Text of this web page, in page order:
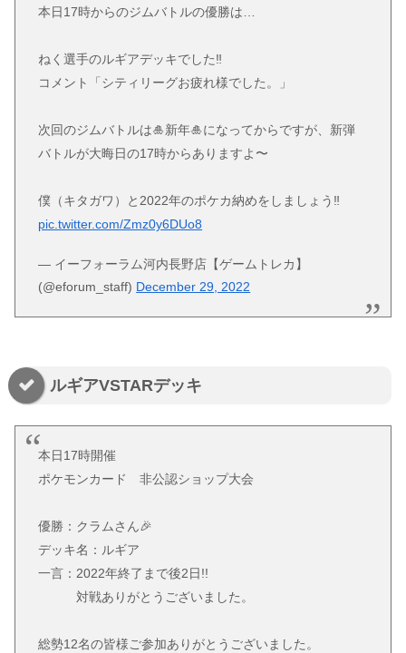
本日17時からのジムバトルの優勝は…
ねく選手のルギアデッキでした‼️
コメント「シティリーグお疲れ様でした。」
次回のジムバトルは🎍新年🎍になってからですが、新弾
バトルが大晦日の17時からありますよ〜
僕（キタガワ）と2022年のポケカ納めをしましょう‼️
pic.twitter.com/Zmz0y6DUo8
— イーフォーラム河内長野店【ゲームトレカ】
(@eforum_staff) December 29, 2022
ルギアVSTARデッキ
本日17時開催
ポケモンカード 非公認ショップ大会
優勝：クラムさん🎉
デッキ名：ルギア
一言：2022年終了まで後2日!!
対戦ありがとうございました。
総勢12名の皆様ご参加ありがとうございました。